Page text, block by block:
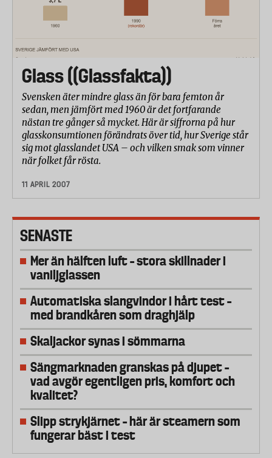
Glass ((Glassfakta))
Svensken äter mindre glass än för bara femton år
sedan, men jämfört med 1960 är det fortfarande
nästan tre gånger så mycket. Här är siffrorna på hur
glasskonsumtionen förändrats över tid, hur Sverige står
sig mot glasslandet USA – och vilken smak som vinner
när folket får rösta.
11 APRIL 2007
SENASTE
Mer än hälften luft – stora skillnader i
vaniljglassen
Automatiska slangvindor i hårt test –
med brandkåren som draghjälp
Skaljackor synas i sömmarna
Sängmarknaden granskas på djupet –
vad avgör egentligen pris, komfort och
kvalitet?
Slipp strykjärnet – här är steamern som
fungerar bäst i test